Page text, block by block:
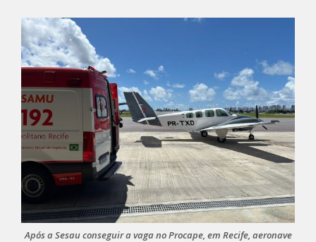
Após a Sesau conseguir a vaga no Procape, em Recife, aeronave